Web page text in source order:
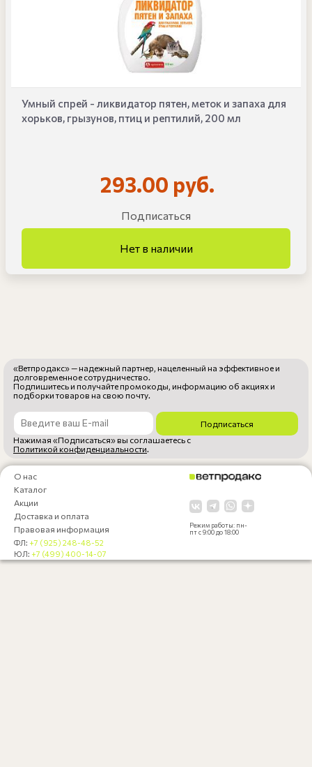
Умный спрей - ликвидатор пятен, меток и запаха для
хорьков, грызунов, птиц и рептилий, 200 мл
293.00 руб.
Подписаться
«Ветпродакс» — надежный партнер, нацеленный на эффективное и
долговременное сотрудничество.
Подпишитесь и получайте промокоды, информацию об акциях и
подборки товаров на свою почту.
Подписаться
Нажимая «Подписаться» вы соглашаетесь с
Политикой конфиденциальности.
О нас
Каталог
Акции
Доставка и оплата
Правовая информация
ФЛ: +7 (925) 248-48-52
ЮЛ: +7 (499) 400-14-07
Режим работы: пн-
пт с 9:00 до 18:00